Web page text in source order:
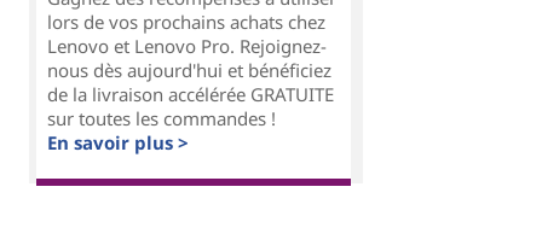
lors de vos prochains achats chez
Lenovo et Lenovo Pro. Rejoignez-
nous dès aujourd'hui et bénéficiez
de la livraison accélérée GRATUITE
sur toutes les commandes !
En savoir plus >